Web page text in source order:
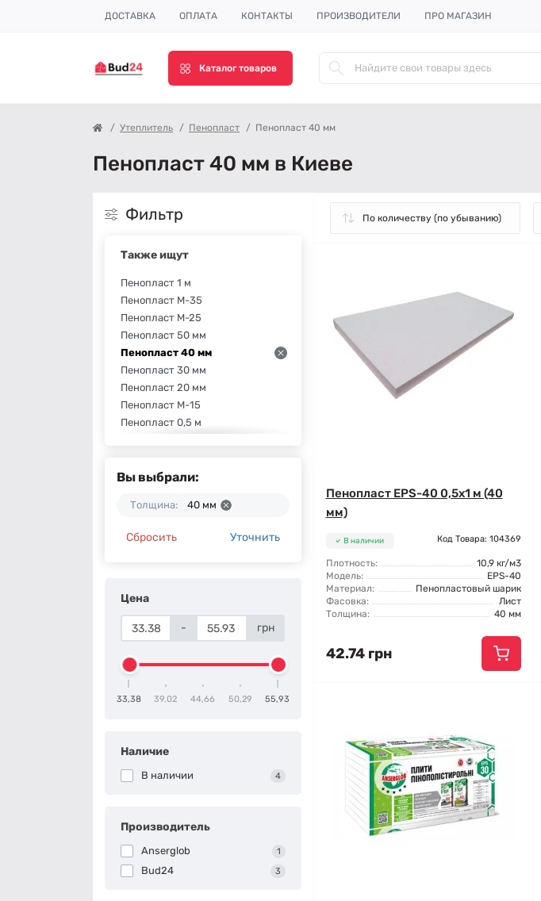
ДОСТАВКА ОПЛАТА КОНТАКТЫ ПРОИЗВОДИТЕЛИ ПРО МАГАЗИН
Каталог товаров
Утеплитель Пенопласт Пенопласт 40 мм
Пенопласт 40 мм в Киеве
Фильтр
Также ищут
Пенопласт 1 м
Пенопласт М-35
Пенопласт М-25
Пенопласт 50 мм
Пенопласт 40 мм
Пенопласт 30 мм
Пенопласт 20 мм
Пенопласт М-15
Пенопласт 0,5 м
Пенопласт Anserglob
Вы выбрали:
Толщина: 40 мм
Сбросить Уточнить
Цена
- грн
33,38 39,02 44,66 50,29 55,93
Наличие
В наличии 4
Производитель
Anserglob 1
Bud24 3
Пенопласт EPS-40 0,5х1 м (40
мм)
В наличии Код Товара: 104369
Плотность:
10,9 кг/м3
Модель:
EPS-40
Материал:
Пенопластовый шарик
Фасовка:
Лист
Толщина:
40 мм
42.74 грн